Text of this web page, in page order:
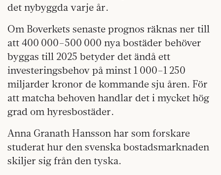
det nybyggda varje år.
Om Boverkets senaste prognos räknas ner till
att 400 000–500 000 nya bostäder behöver
byggas till 2025 betyder det ändå ett
investeringsbehov på minst 1 000–1 250
miljarder kronor de kommande sju åren. För
att matcha behoven handlar det i mycket hög
grad om hyresbostäder.
Anna Granath Hansson har som forskare
studerat hur den svenska bostadsmarknaden
skiljer sig från den tyska.